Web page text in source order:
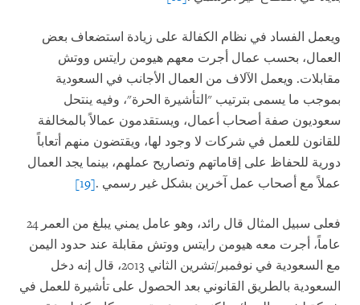
ويعمل الفساد في نظام الكفالة على زيادة استضعاف بعض
العمال، بحسب عمال أجرت معهم هيومن رايتس ووتش
مقابلات. ويعمل الآلاف من العمال الأجانب في السعودية
بموجب ما يسمى بترتيب "التأشيرة الحرة"، وفيه ينتحل
سعوديون صفة أصحاب أعمال، ويستقدمون عمالاً بالمخالفة
للقانون للعمل في شركات لا وجود لها، ويقتضون منهم أتعاباً
دورية للحفاظ على إقاماتهم وتصاريح عملهم، بينما يجد العمال
عملاً مع أصحاب عمل آخرين بشكل غير رسمي .
[19]
فعلى سبيل المثال قال رائد، وهو عامل يمني يبلغ من العمر 24
عاماً، أجرت معه هيومن رايتس ووتش مقابلة عند حدود اليمن
مع السعودية في نوفمبر/تشرين الثاني 2013، قال إنه دخل
السعودية بالطريق القانوني بعد الحصول على تأشيرة للعمل في